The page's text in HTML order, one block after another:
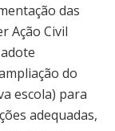
das
Ação Civil
do
escola) para
adequadas,